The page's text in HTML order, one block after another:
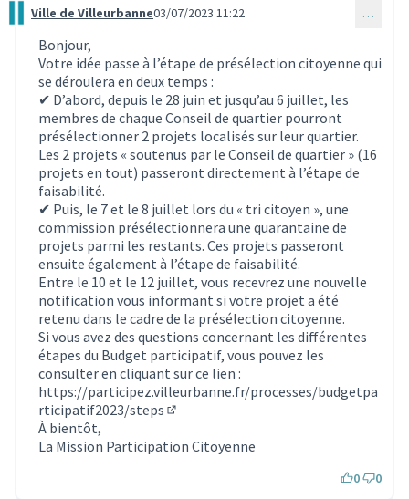
Commentaire 2794
Ville de Villeurbanne03/07/2023 11:22 …
Bonjour,
Votre idée passe à l’étape de présélection citoyenne qui
se déroulera en deux temps :
✔ D’abord, depuis le 28 juin et jusqu’au 6 juillet, les
membres de chaque Conseil de quartier pourront
présélectionner 2 projets localisés sur leur quartier.
Les 2 projets « soutenus par le Conseil de quartier » (16
projets en tout) passeront directement à l’étape de
faisabilité.
✔ Puis, le 7 et le 8 juillet lors du « tri citoyen », une
commission présélectionnera une quarantaine de
projets parmi les restants. Ces projets passeront
ensuite également à l’étape de faisabilité.
Entre le 10 et le 12 juillet, vous recevrez une nouvelle
notification vous informant si votre projet a été
retenu dans le cadre de la présélection citoyenne.
Si vous avez des questions concernant les différentes
étapes du Budget participatif, vous pouvez les
consulter en cliquant sur ce lien :
https://participez.villeurbanne.fr/processes/budgetpa
rticipatif2023/steps
À bientôt,
La Mission Participation Citoyenne
0 0